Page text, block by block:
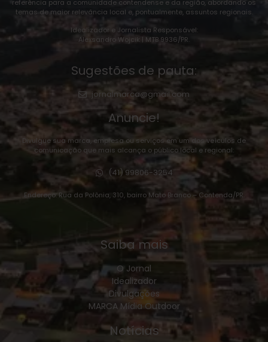
referência para a comunidade contendense e da região, abordando os
temas de maior relevância local e, pontualmente, assuntos regionais.
Idealizador e Jornalista Responsável:
Alexsandro Wojcik | MTB 9936/PR.
Sugestões de pauta:
jornalmarca@gmail.com
Anuncie!
Divulgue sua marca, empresa ou serviços em um dos veículos de
comunicação que mais alcança o público local e regional:
(41) 99806-3254
Endereço: Rua da Polônia, 310, bairro Mato Branco – Contenda/PR.
Saiba mais
O Jornal
Idealizador
Divulgações
MARCA Mídia Outdoor
Notícias